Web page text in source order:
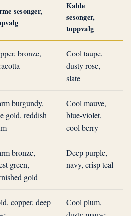
sesonger,
Kalde
sesonger,
toppvalg
bronze,
Cool taupe,
dusty rose,
slate
burgundy,
gold, reddish
Cool mauve,
blue-violet,
cool berry
bronze,
green,
gold
Deep purple,
navy, crisp teal
copper, deep
Cool plum,